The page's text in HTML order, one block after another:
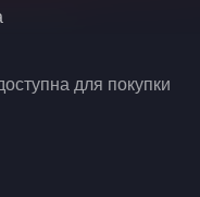
для покупки